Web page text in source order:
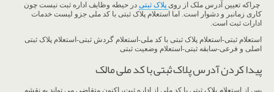
چراکه تعیین آدرس ملک از روی پلاک ثبتی در حیطه وظایف اداره ثبت نیست چون
کاری زمانبر و دشوار است. اما استعلام پلاک ثبتی با کد ملی جزو لیست خدمات
ادارات ثبت است.
استعلام ثبتی-استعلام پلاک ثبتی با کد ملی-استعلام گردش ثبتی-استعلام پلاک ثبتی
اصلی و فرعی-سابقه ثبتی-استعلام وضعیت ثبتی
پیدا کردن آدرس پلاک ثبتی با کد ملی مالک
پس از استعلام پلاک ثبتی با کد ملی از اداره ثبت، اکنون متقاضی می تواند به نقشه